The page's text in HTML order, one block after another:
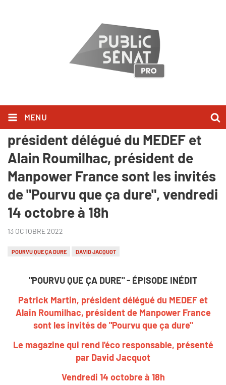
MENU
Public Sénat - Patrick Martin,
président délégué du MEDEF et
Alain Roumilhac, président de
Manpower France sont les invités
de "Pourvu que ça dure", vendredi
14 octobre à 18h
13 OCTOBRE 2022
POURVU QUE ÇA DURE DAVID JACQUOT
"POURVU QUE ÇA DURE" - ÉPISODE INÉDIT
Patrick Martin, président délégué du MEDEF et
Alain Roumilhac, président de Manpower France
sont les invités de "Pourvu que ça dure"
Le magazine qui rend l'éco responsable, présenté
par David Jacquot
Vendredi 14 octobre à 18h